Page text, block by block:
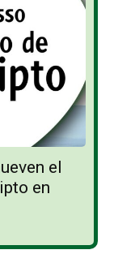
el
en